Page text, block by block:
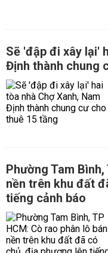
Sẽ 'đập đi xây lại'
Định thành chung
Phường Tam
nền trên khu đất
tiếng cảnh báo